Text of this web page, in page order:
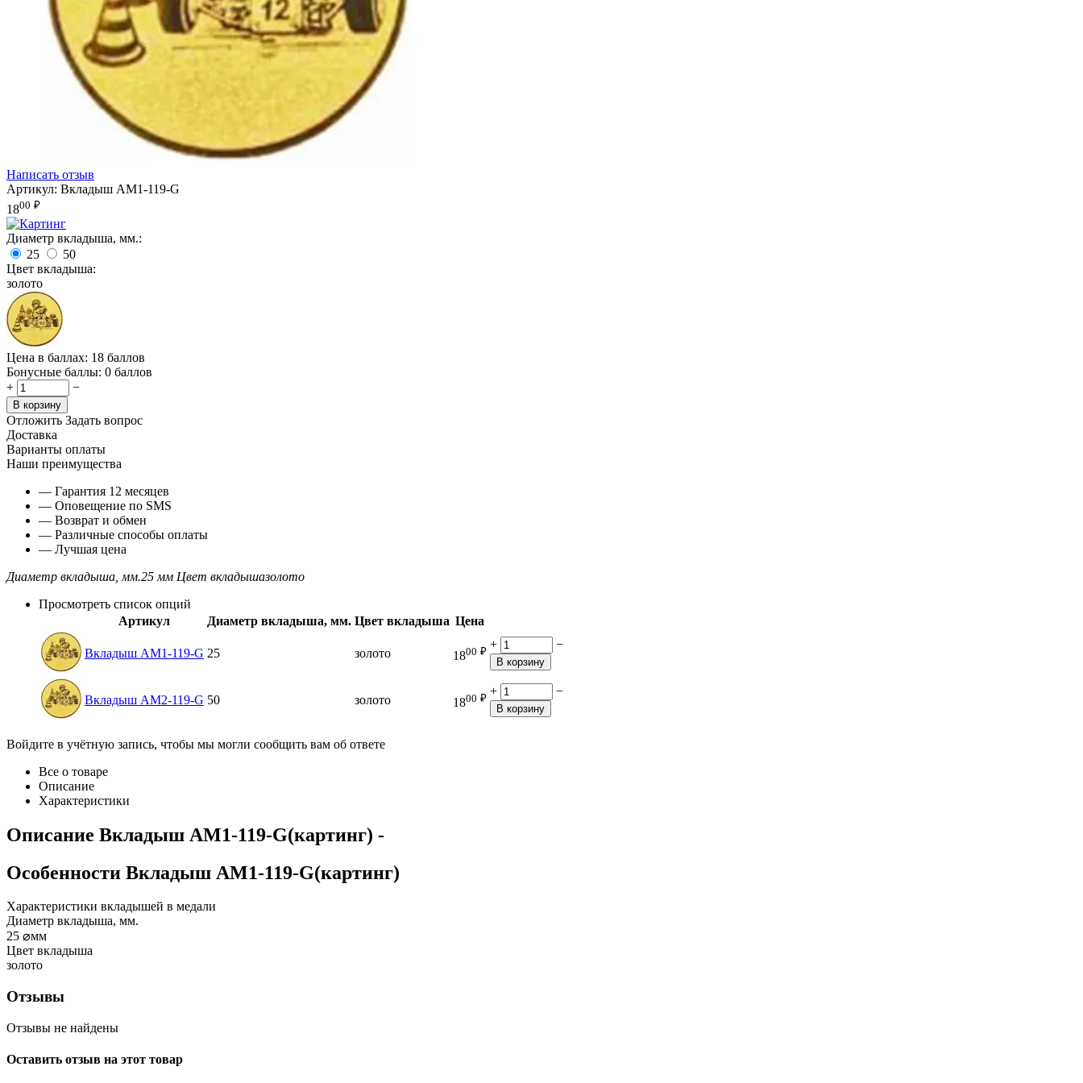
Написать отзыв
Артикул: Вкладыш AM1-119-G
1800 ₽
Диаметр вкладыша, мм.:
25
50
Цвет вкладыша:
золото
Цена в баллах: 18 баллов
Бонусные баллы: 0 баллов
+
−
В корзину
Отложить Задать вопрос
Доставка
Варианты оплаты
Наши преимущества
— Гарантия 12 месяцев
— Оповещение по SMS
— Возврат и обмен
— Различные способы оплаты
— Лучшая цена
Диаметр вкладыша, мм.25 мм Цвет вкладышазолото
Просмотреть список опций
Артикул
Диаметр вкладыша, мм. Цвет вкладыша Цена
Вкладыш AM1-119-G 25 золото 1800 ₽
+ −
В корзину
Вкладыш AM2-119-G 50 золото 1800 ₽
+ −
В корзину
Войдите в учётную запись, чтобы мы могли сообщить вам об ответе
Все о товаре
Описание
Характеристики
Описание Вкладыш AM1-119-G(картинг) -
Особенности Вкладыш AM1-119-G(картинг)
Характеристики вкладышей в медали
Диаметр вкладыша, мм.
25 ⌀мм
Цвет вкладыша
золото
Отзывы
Отзывы не найдены
Оставить отзыв на этот товар